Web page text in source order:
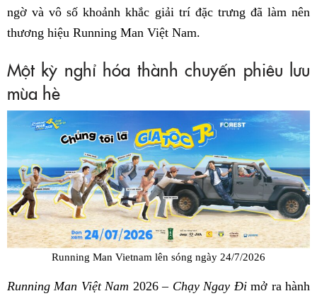
ngờ và vô số khoảnh khắc giải trí đặc trưng đã làm nên
thương hiệu Running Man Việt Nam.
Một kỳ nghỉ hóa thành chuyến phiêu lưu
mùa hè
Running Man Vietnam lên sóng ngày 24/7/2026
Running Man Việt Nam 2026 –Chạy Ngay Đimở ra hành